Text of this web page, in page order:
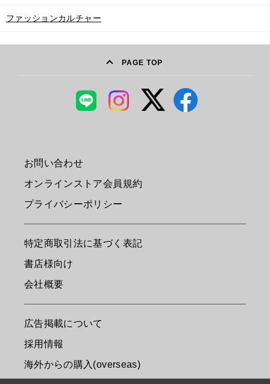
ファッションカルチャー
PAGE TOP
お問い合わせ
オンラインストア会員規約
プライバシーポリシー
特定商取引法に基づく表記
書店様向け
会社概要
広告掲載について
採用情報
海外からの購入(overseas)